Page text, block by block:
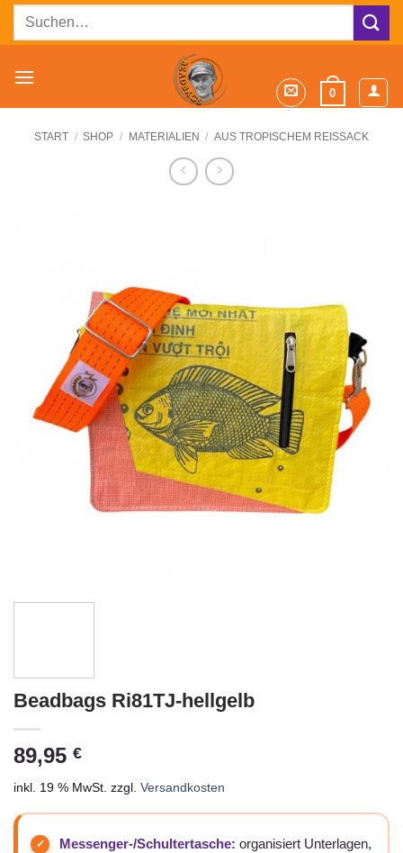
ZumSuchen
0
START / SHOP / MATERIALIEN / AUS TROPISCHEM REISSACK
Beadbags Ri81TJ-hellgelb
89,95 €
inkl. 19 % MwSt. zzgl. Versandkosten
Messenger-/Schultertasche: organisiert Unterlagen,